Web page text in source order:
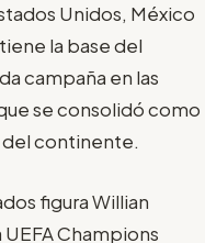
Unidos, México
la base del
campaña en las
se consolidó como
del continente.
figura Willian
Champions